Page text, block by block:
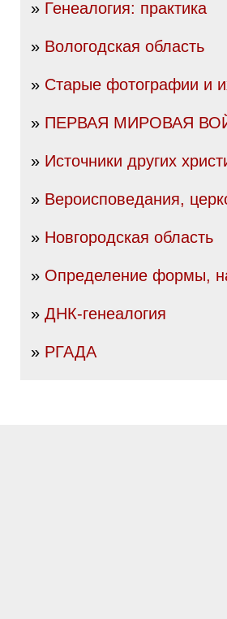
» Генеалогия: практика
» Вологодская область
» Старые фотографии и
» ПЕРВАЯ МИРОВАЯ
» Источники других
» Вероисповедания,
» Новгородская область
» Определение формы,
» ДНК-генеалогия
» РГАДА